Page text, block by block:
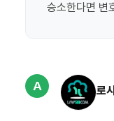
승소한다면 변
A 로